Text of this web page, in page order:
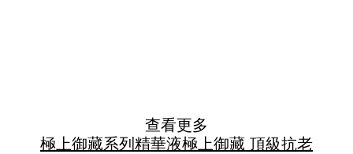
查看更多
極上御藏系列 精華液極上御藏 頂級抗老